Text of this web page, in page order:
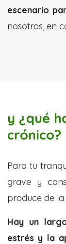
escenario
nosotros, en
y ¿qué
crónico?
Para tu
grave y
produce de la
Hay un
estrés y la